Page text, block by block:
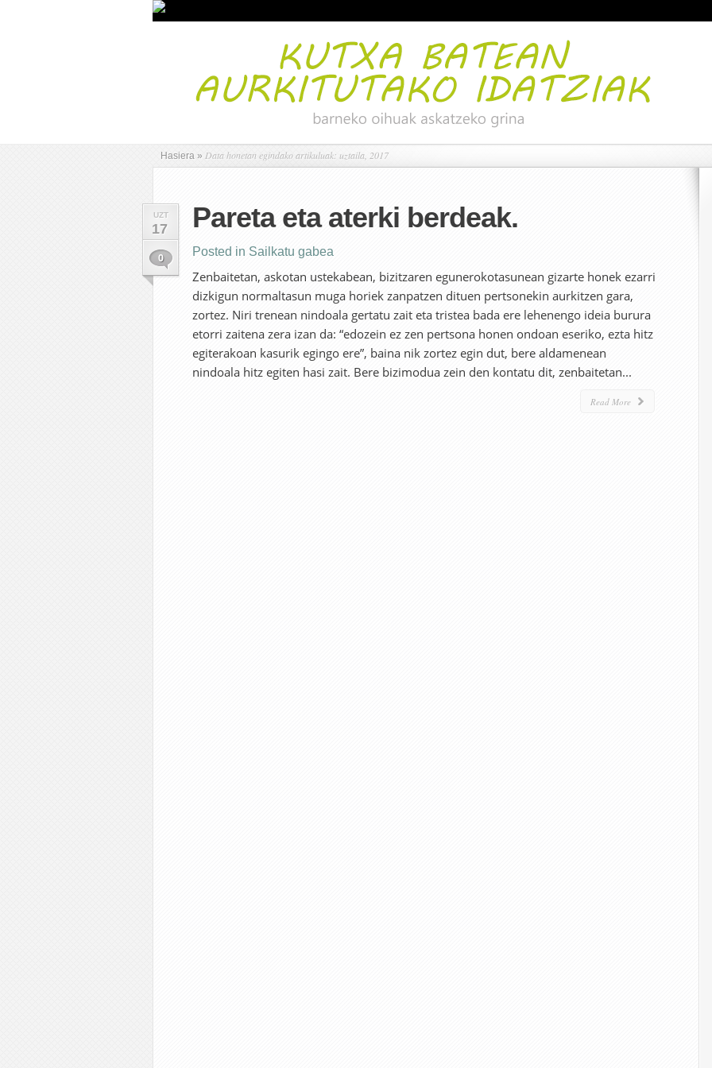
Hasiera » Data honetan egindako artikuluak: uztaila, 2017
UZT
17
0
Pareta eta aterki berdeak.
Posted in Sailkatu gabea
Zenbaitetan, askotan ustekabean, bizitzaren egunerokotasunean gizarte honek ezarri
dizkigun normaltasun muga horiek zanpatzen dituen pertsonekin aurkitzen gara,
zortez. Niri trenean nindoala gertatu zait eta tristea bada ere lehenengo ideia burura
etorri zaitena zera izan da: “edozein ez zen pertsona honen ondoan eseriko, ezta hitz
egiterakoan kasurik egingo ere”, baina nik zortez egin dut, bere aldamenean
nindoala hitz egiten hasi zait. Bere bizimodua zein den kontatu dit, zenbaitetan...
Read More